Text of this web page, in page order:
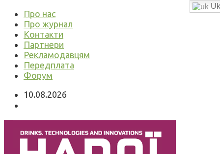
Про нас
Про журнал
Контакти
Партнери
Рекламодавцям
Передплата
Форум
10.08.2026